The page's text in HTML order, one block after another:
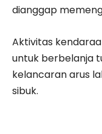
dianggap
Aktivitas
untuk berbelanja
kelancaran arus
sibuk.